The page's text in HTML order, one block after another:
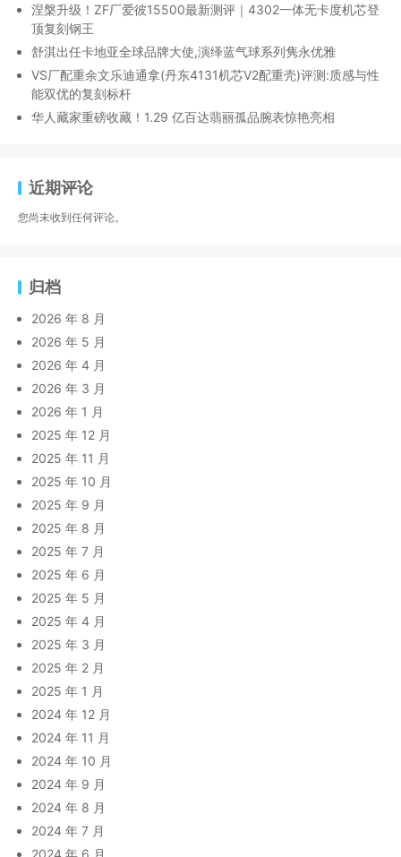
涅槃升级！ZF厂爱彼15500最新测评｜4302一体无卡度机芯登
顶复刻钢王
舒淇出任卡地亚全球品牌大使,演绎蓝气球系列隽永优雅
VS厂配重余文乐迪通拿(丹东4131机芯V2配重壳)评测:质感与性
能双优的复刻标杆
华人藏家重磅收藏！1.29 亿百达翡丽孤品腕表惊艳亮相
近期评论
您尚未收到任何评论。
归档
2026 年 8 月
2026 年 5 月
2026 年 4 月
2026 年 3 月
2026 年 1 月
2025 年 12 月
2025 年 11 月
2025 年 10 月
2025 年 9 月
2025 年 8 月
2025 年 7 月
2025 年 6 月
2025 年 5 月
2025 年 4 月
2025 年 3 月
2025 年 2 月
2025 年 1 月
2024 年 12 月
2024 年 11 月
2024 年 10 月
2024 年 9 月
2024 年 8 月
2024 年 7 月
2024 年 6 月